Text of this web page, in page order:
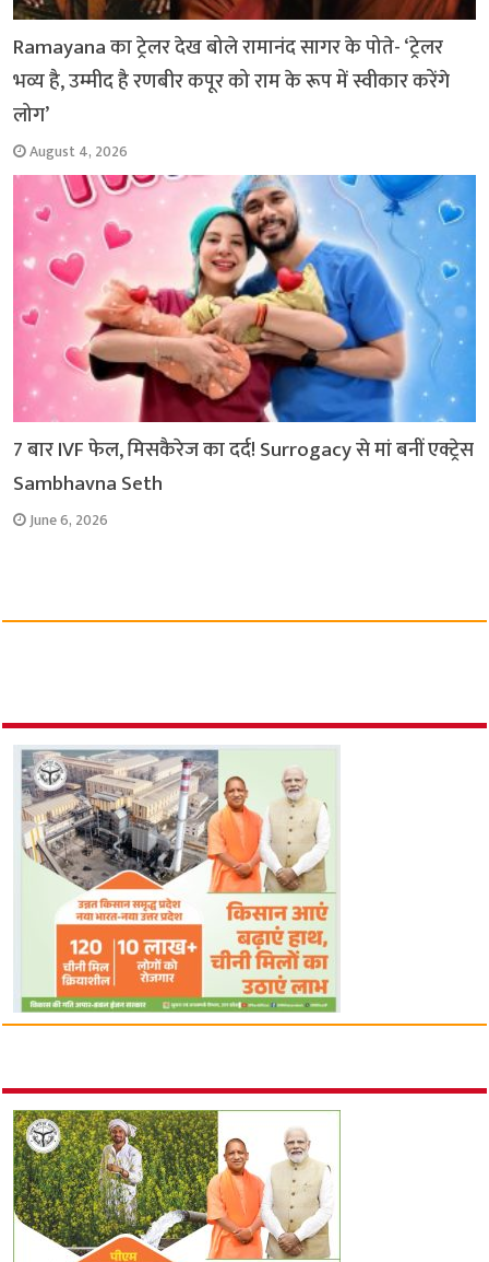
Ramayana का ट्रेलर देख बोले रामानंद सागर के पोते- ‘ट्रेलर
भव्य है, उम्मीद है रणबीर कपूर को राम के रूप में स्वीकार करेंगे
लोग’
August 4, 2026
7 बार IVF फेल, मिसकैरेज का दर्द! Surrogacy से मां बनीं एक्ट्रेस
Sambhavna Seth
June 6, 2026